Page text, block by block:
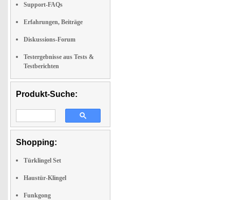
Support-FAQs
Erfahrungen, Beiträge
Diskussions-Forum
Testergebnisse aus Tests &
Testberichten
Produkt-Suche:
Shopping:
Türklingel Set
Haustür-Klingel
Funkgong